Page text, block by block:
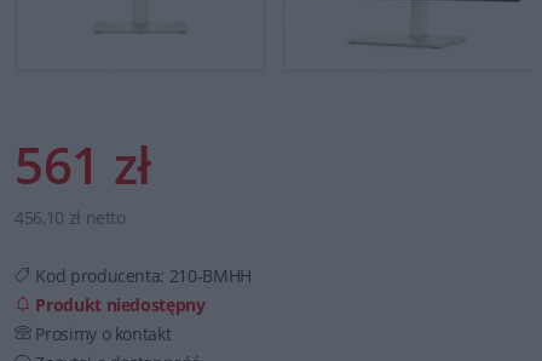
561 zł
456,10 zł netto
Kod producenta: 210-BMHH
Produkt niedostępny
Prosimy o kontakt